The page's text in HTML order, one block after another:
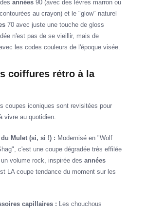
années 90 (avec des lèvres marron ou
au crayon) et le "glow" naturel
70 avec juste une touche de gloss
n'est pas de se vieillir, mais de
les codes couleurs de l'époque visée.
coiffures rétro à la
coupes iconiques sont revisitées pour
vivre au quotidien.
Mulet (si, si !) : Modernisé en "Wolf
c'est une coupe dégradée très effilée
volume rock, inspirée des années
LA coupe tendance du moment sur les
capillaires : Les chouchous